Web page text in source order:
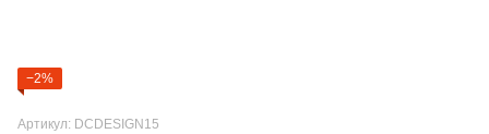
−2%
Артикул: DCDESIGN15